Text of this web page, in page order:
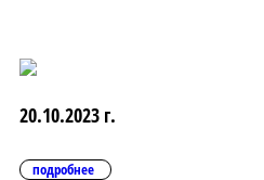
20.10.2023 г.
подробнее